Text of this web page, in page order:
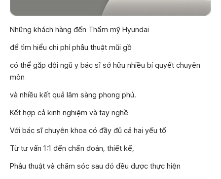
Những khách hàng đến Thẩm mỹ Hyundai
để tìm hiểu chi phí phẫu thuật mũi gồ
có thể gặp đội ngũ y bác sĩ sở hữu nhiều bí quyết chuyên
môn
và nhiều kết quả lâm sàng phong phú.
Kết hợp cả kinh nghiệm và tay nghề
Với bác sĩ chuyên khoa có đầy đủ cả hai yếu tố
Từ tư vấn 1:1 đến chẩn đoán, thiết kế,
Phẫu thuật và chăm sóc sau đó đều được thực hiện